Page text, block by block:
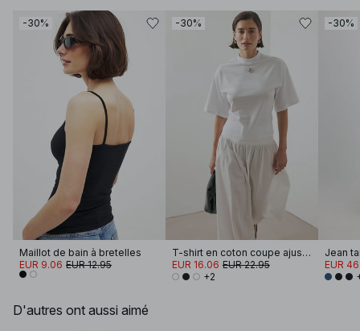
-30%
Maillot de bain à bretelles
EUR 9.06 EUR 12.95
-30%
T-shirt en coton coupe ajustée à encolure cheminée
EUR 16.06 EUR 22.95
+2
-30%
Jean
EUR
D'autres ont aussi aimé